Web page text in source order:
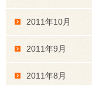
2011年10月
2011年9月
2011年8月